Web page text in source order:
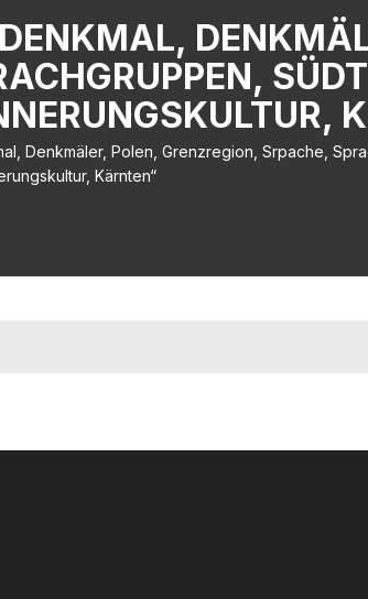
Denkmäler, Polen, Grenzregion, Srpache,
Kärnten“